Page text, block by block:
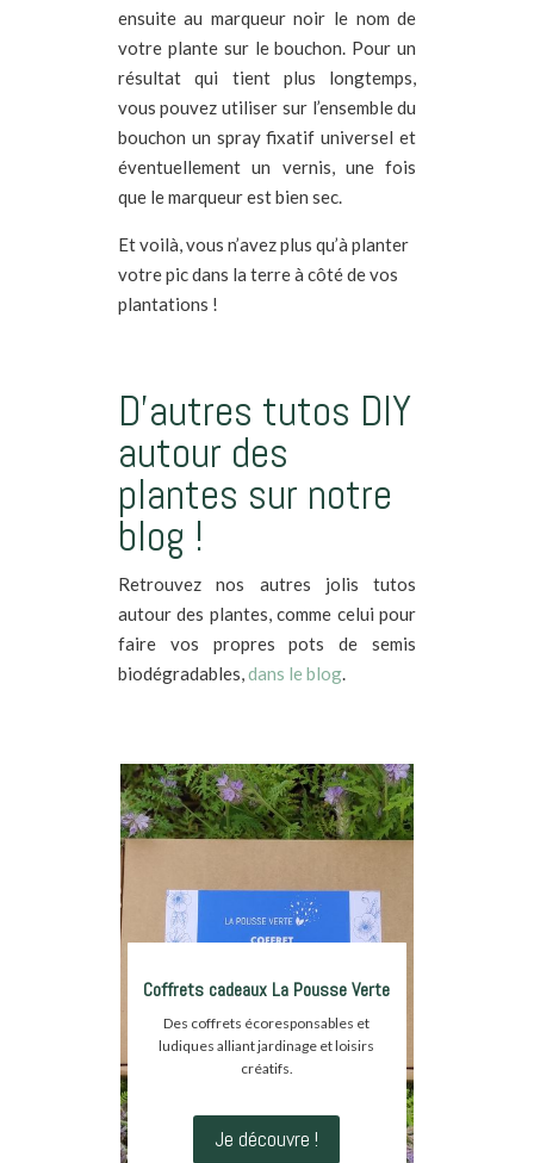
ensuite au marqueur noir le nom de
votre plante sur le bouchon. Pour un
résultat qui tient plus longtemps,
vous pouvez utiliser sur l’ensemble du
bouchon un spray fixatif universel et
éventuellement un vernis, une fois
que le marqueur est bien sec.
Et voilà, vous n’avez plus qu’à planter
votre pic dans la terre à côté de vos
plantations !
D’autres tutos DIY
autour des
plantes sur notre
blog !
Retrouvez nos autres jolis tutos
autour des plantes, comme celui pour
faire vos propres pots de semis
biodégradables,dans le blog.
Coffrets cadeaux La Pousse Verte
Des coffrets écoresponsables et
ludiques alliant jardinage et loisirs
créatifs.
Je découvre !